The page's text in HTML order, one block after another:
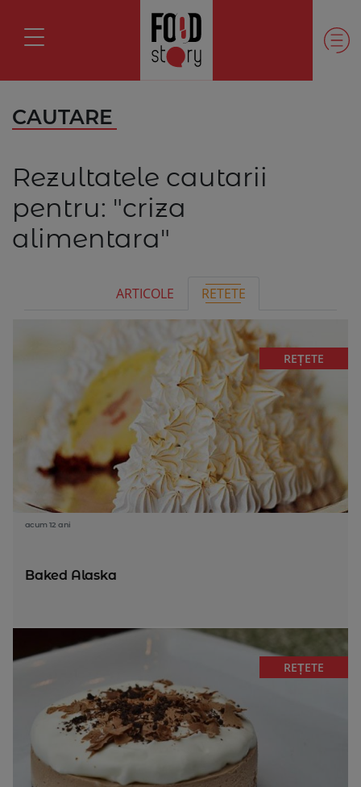
CAUTARE
Rezultatele cautarii
pentru: "criza
alimentara"
ARTICOLE RETETE
REȚETE
acum 12 ani
Baked Alaska
REȚETE